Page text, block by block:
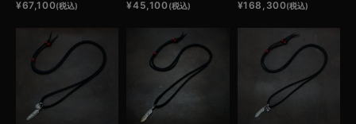
¥67,100(税込)
¥45,100(税込)
¥168,300(税込)